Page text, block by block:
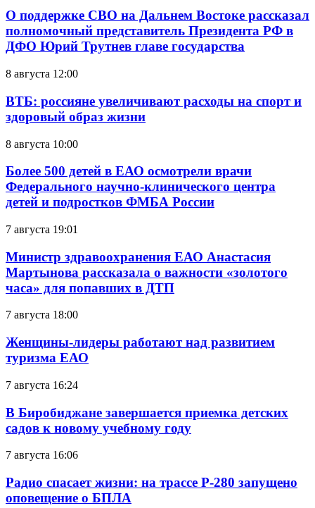
О поддержке СВО на Дальнем Востоке рассказал
полномочный представитель Президента РФ в
ДФО Юрий Трутнев главе государства
8 августа 12:00
ВТБ: россияне увеличивают расходы на спорт и
здоровый образ жизни
8 августа 10:00
Более 500 детей в ЕАО осмотрели врачи
Федерального научно-клинического центра
детей и подростков ФМБА России
7 августа 19:01
Министр здравоохранения ЕАО Анастасия
Мартынова рассказала о важности «золотого
часа» для попавших в ДТП
7 августа 18:00
Женщины-лидеры работают над развитием
туризма ЕАО
7 августа 16:24
В Биробиджане завершается приемка детских
садов к новому учебному году
7 августа 16:06
Радио спасает жизни: на трассе Р-280 запущено
оповещение о БПЛА